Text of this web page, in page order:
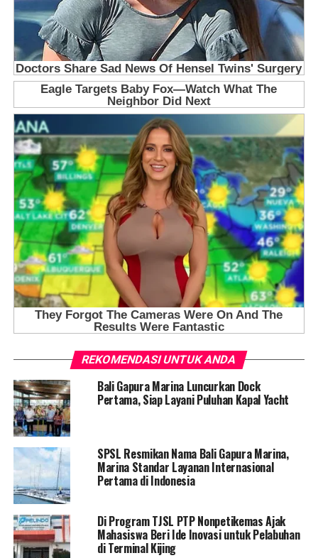
REKOMENDASI UNTUK ANDA
Bali Gapura Marina Luncurkan Dock
Pertama, Siap Layani Puluhan Kapal Yacht
SPSL Resmikan Nama Bali Gapura Marina,
Marina Standar Layanan Internasional
Pertama di Indonesia
Di Program TJSL PTP Nonpetikemas Ajak
Mahasiswa Beri Ide Inovasi untuk Pelabuhan
di Terminal Kijing